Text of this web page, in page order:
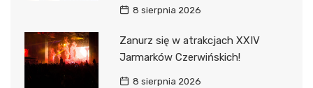
8 sierpnia 2026
Zanurz się w atrakcjach XXIV
Jarmarków Czerwińskich!
8 sierpnia 2026